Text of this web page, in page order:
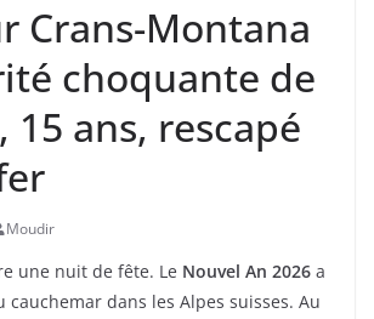
Crans-Montana
choquante de
15 ans, rescapé
Moudir
une nuit de fête. Le Nouvel An 2026 a
cauchemar dans les Alpes suisses. Au